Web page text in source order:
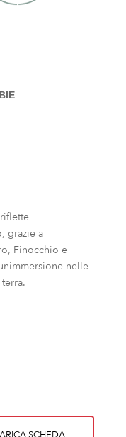
grazie a
Finocchio e
nelle